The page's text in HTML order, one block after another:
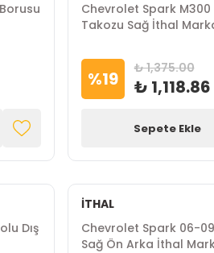
Chevrolet Spark
Takozu Sağ İthal
%19 ₺ 1,375.00
₺ 1,118.86
Sepete Ekle
Dış
İTHAL
Chevrolet Spark 06-
Sağ Ön Arka İthal